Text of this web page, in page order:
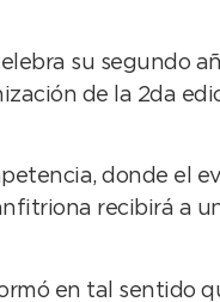
su segundo
de la 2da
donde el
recibirá a
en tal sentido